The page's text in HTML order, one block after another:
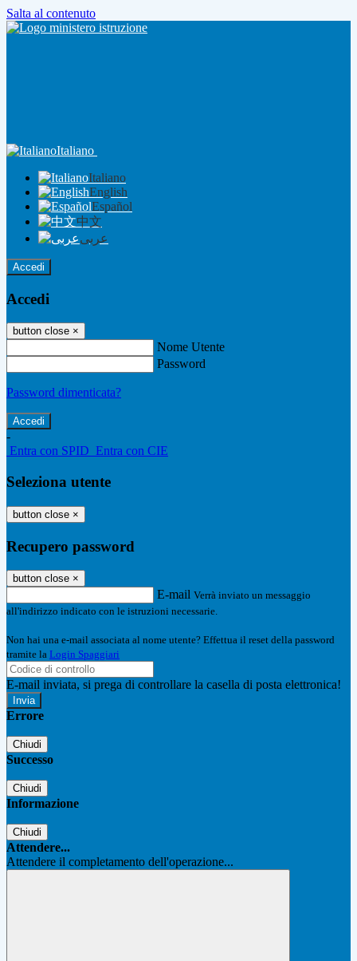
Salta al contenuto
Italiano
Italiano
English
Español
中文
عربى
Accedi
Accedi
button close ×
Nome Utente
Password
Password dimenticata?
-
Entra con SPID Entra con CIE
Seleziona utente
button close ×
Recupero password
button close ×
E-mail Verrà inviato un messaggio
all'indirizzo indicato con le istruzioni necessarie.
Non hai una e-mail associata al nome utente? Effettua il reset della password
tramite la Login Spaggiari
E-mail inviata, si prega di controllare la casella di posta elettronica!
Errore
Chiudi
Successo
Chiudi
Informazione
Chiudi
Attendere...
Attendere il completamento dell'operazione...